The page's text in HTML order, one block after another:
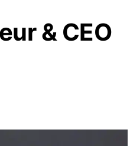
& CEO